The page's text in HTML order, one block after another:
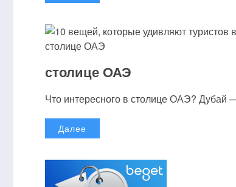
столице ОАЭ
Что интересного в столице ОАЭ? Дубай
Далее